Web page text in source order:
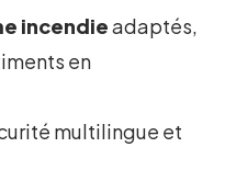
incendieadaptés,
en
multilingue et